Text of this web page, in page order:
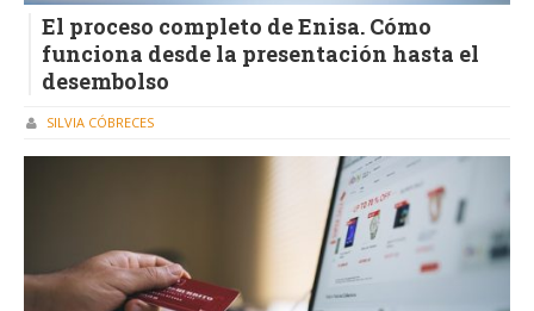
El proceso completo de Enisa. Cómo
funciona desde la presentación hasta el
desembolso
SILVIA CÓBRECES